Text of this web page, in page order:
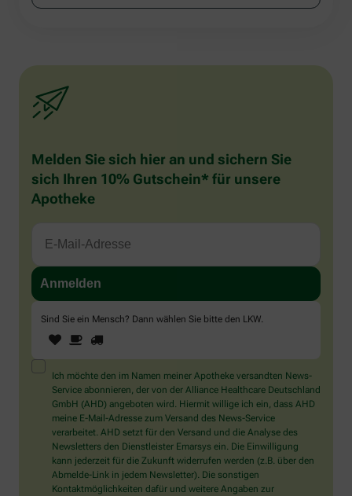
Melden Sie sich hier an und sichern Sie
sich Ihren 10% Gutschein* für unsere
Apotheke
Sind Sie ein Mensch? Dann wählen Sie bitte den LKW.
Sind
Sie
ein
Mensch?
Dann
wählen
Sie
bitte
den
LKW.
1 2
Ich möchte den im Namen meiner Apotheke versandten News-
Service abonnieren, der von der Alliance Healthcare Deutschland
GmbH (AHD) angeboten wird. Hiermit willige ich ein, dass AHD
meine E-Mail-Adresse zum Versand des News-Service
verarbeitet. AHD setzt für den Versand und die Analyse des
Newsletters den Dienstleister Emarsys ein. Die Einwilligung
kann jederzeit für die Zukunft widerrufen werden (z.B. über den
Abmelde-Link in jedem Newsletter). Die sonstigen
Kontaktmöglichkeiten dafür und weitere Angaben zur